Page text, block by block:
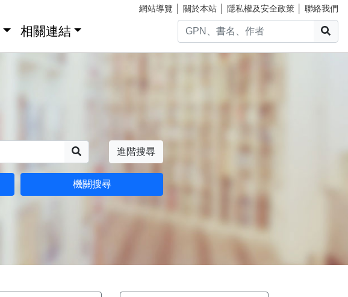
網站導覽 關於本站 隱私權及安全政策 聯絡我們
相關連結
進階搜尋
機關搜尋